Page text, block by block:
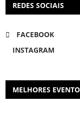
REDES SOCIAIS
FACEBOOK
INSTAGRAM
MELHORES